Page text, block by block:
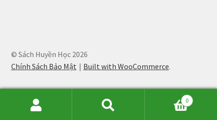
© Sách Huyền Học 2026
Chính Sách Bảo Mật
Built with WooCommerce.
0